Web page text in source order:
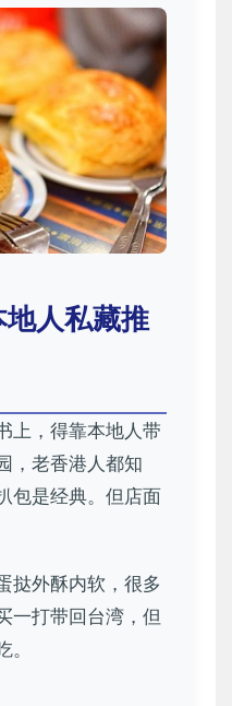
地人私藏推
上，得靠本地人带
，老香港人都知
包是经典。但店面
挞外酥内软，很多
一打带回台湾，但